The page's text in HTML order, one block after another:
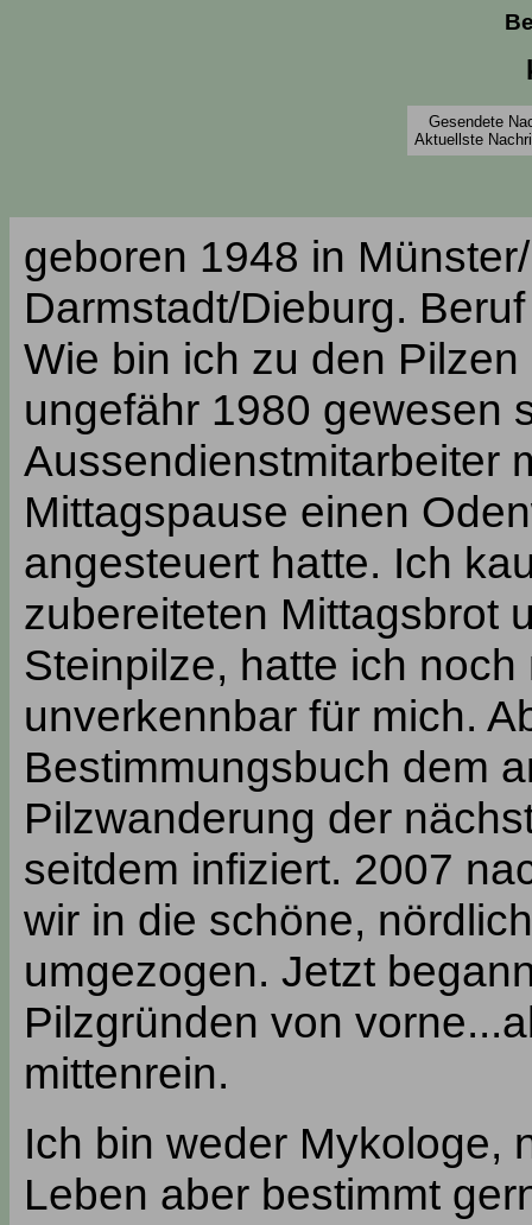
Gesendete
Aktuellste
geboren 1948 in
Darmstadt/Dieburg.
Wie bin ich zu den
ungefähr 1980 gewesen
Aussendienstmitarbeiter
Mittagspause einen
angesteuert hatte. Ich
zubereiteten Mittagsbrot
Steinpilze, hatte ich
unverkennbar für mich.
Bestimmungsbuch dem
Pilzwanderung der
seitdem infiziert. 2007
wir in die schöne,
umgezogen. Jetzt
Pilzgründen von
mittenrein.
Ich bin weder Mykologe,
Leben aber bestimmt